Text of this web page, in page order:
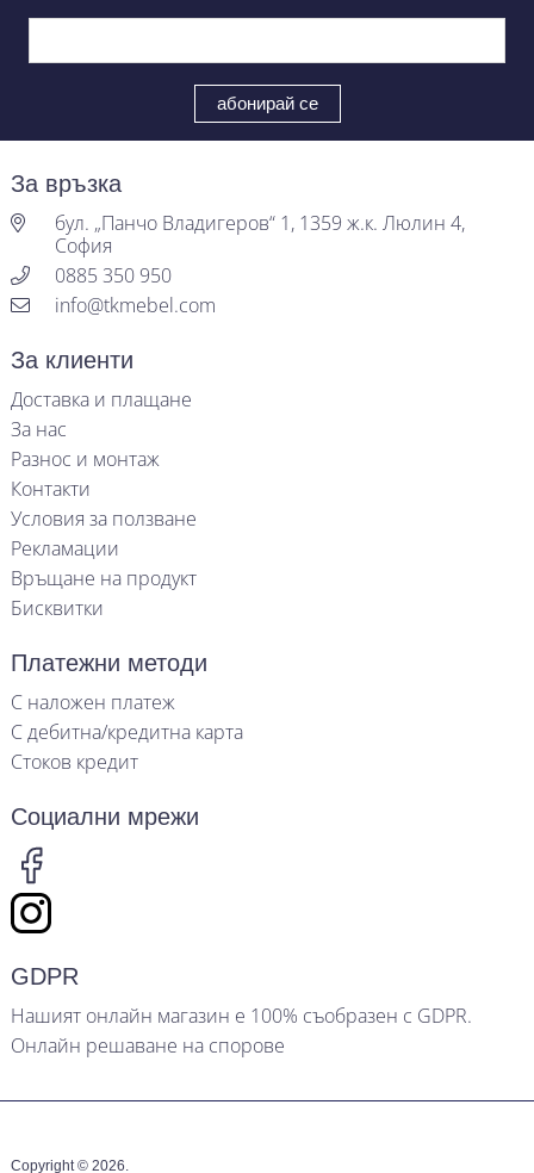
За връзка
бул. „Панчо Владигеров“ 1, 1359 ж.к. Люлин 4,
София
0885 350 950
info@tkmebel.com
За клиенти
Доставка и плащане
За нас
Разнос и монтаж
Контакти
Условия за ползване
Рекламации
Връщане на продукт
Бисквитки
Платежни методи
С наложен платеж
С дебитна/кредитна карта
Стоков кредит
Социални мрежи
GDPR
Нашият онлайн магазин е 100% съобразен с GDPR.
Онлайн решаване на спорове
Copyright © 2026.